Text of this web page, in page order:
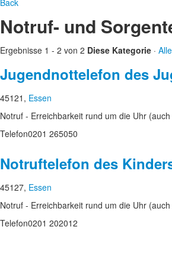
Back
Notruf- und
Ergebnisse 1 - 2 von 2 Diese Kategorie ·
Jugendnottelefon des
45121, Essen
Notruf - Erreichbarkeit rund um die Uhr
Telefon0201 265050
Notruftelefon des
45127, Essen
Notruf - Erreichbarkeit rund um die Uhr
Telefon0201 202012